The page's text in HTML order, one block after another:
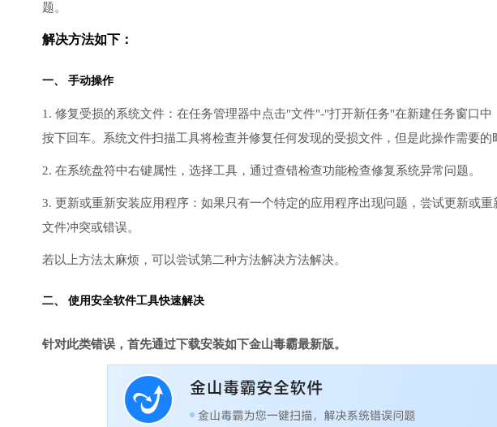
题。
解决方法如下：
一、 手动操作
1. 修复受损的系统文件：在任务管理器中点击"文件"-"打开新任务"在新建任务窗口中
按下回车。系统文件扫描工具将检查并修复任何发现的受损文件，但是此操作需要的
2. 在系统盘符中右键属性，选择工具，通过查错检查功能检查修复系统异常问题。
3. 更新或重新安装应用程序：如果只有一个特定的应用程序出现问题，尝试更新或
文件冲突或错误。
若以上方法太麻烦，可以尝试第二种方法解决方法解决。
二、 使用安全软件工具快速解决
针对此类错误，首先通过下载安装如下金山毒霸最新版。